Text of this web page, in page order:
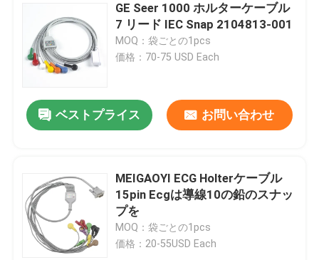
GE Seer 1000 ホルターケーブル
7 リード IEC Snap 2104813-001
MOQ：袋ごとの1pcs
価格：70-75 USD Each
ベストプライス お問い合わせ
MEIGAOYI ECG Holterケーブル
15pin Ecgは導線10の鉛のスナッ
プを
MOQ：袋ごとの1pcs
価格：20-55USD Each